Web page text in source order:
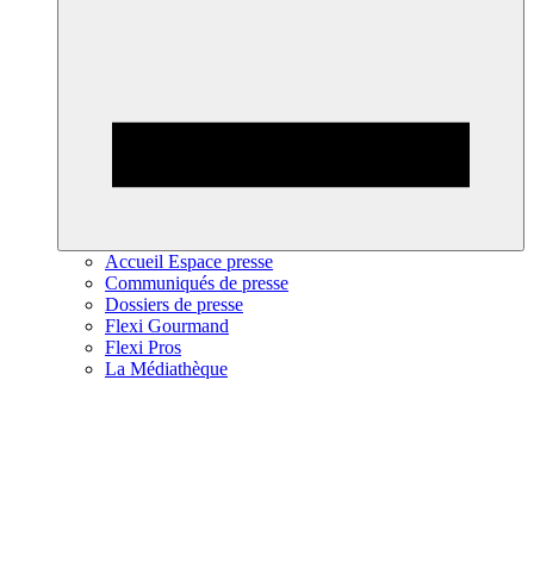
Accueil Espace presse
Communiqués de presse
Dossiers de presse
Flexi Gourmand
Flexi Pros
La Médiathèque